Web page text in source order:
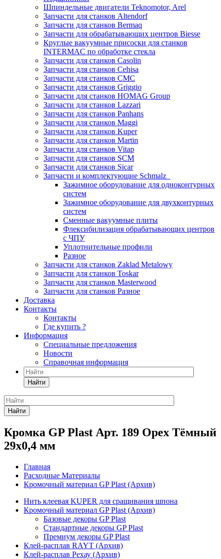
Шпиндельные двигатели Teknomotor, Arel
Запчасти для станков Altendorf
Запчасти для станков Bermaq
Запчасти для обрабатывающих центров Biesse
Круглые вакуумные присоски для станков
INTERMAC по обработке стекла
Запчасти для станков Casolin
Запчасти для станков Cehisa
Запчасти для станков CMC
Запчасти для станков Griggio
Запчасти для станков HOMAG Group
Запчасти для станков Lazzari
Запчасти для станков Panhans
Запчасти для станков Maggi
Запчасти для станков Kuper
Запчасти для станков Martin
Запчасти для станков Vitap
Запчасти для станков SCM
Запчасти для станков Sicar
Запчасти и комплектующие Schmalz
Зажимное оборудование для одноконтурных
систем
Зажимное оборудование для двухконтурных
систем
Сменные вакуумные плиты
Флексибилизация обрабатывающих центров
с ЧПУ
Уплотнительные профили
Разное
Запчасти для станков Zaklad Metalowy
Запчасти для станков Toskar
Запчасти для станков Masterwood
Запчасти для станков Разное
Доставка
Контакты
Контакты
Где купить ?
Информация
Специальные предложения
Новости
Справочная информация
Найти
Найти
Кромка GP Plast Арт. 189 Орех Тёмный
29x0,4 мм
Главная
Расходные Материалы
Кромочный материал GP Plast (Архив)
Нить клеевая KUPER для сращивания шпона
Кромочный материал GP Plast (Архив)
Базовые декоры GP Plast
Стандартные декоры GP Plast
Премиум декоры GP Plast
Клей-расплав RAYT (Архив)
Клей-расплав Рехау (Архив)